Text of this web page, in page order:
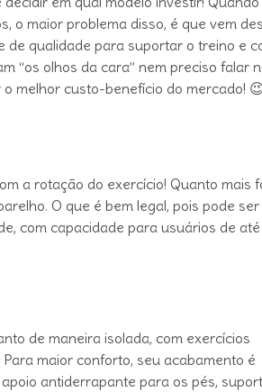
o maior problema disso, é que vem
de qualidade para suportar o treino e
“os olhos da cara” nem preciso falar
melhor custo-benefício do mercado!
a rotação do exercício! Quanto mais
O que é bem legal, pois pode ser
com capacidade para usuários de até
de maneira isolada, com exercícios
maior conforto, seu acabamento é
antiderrapante para os pés,